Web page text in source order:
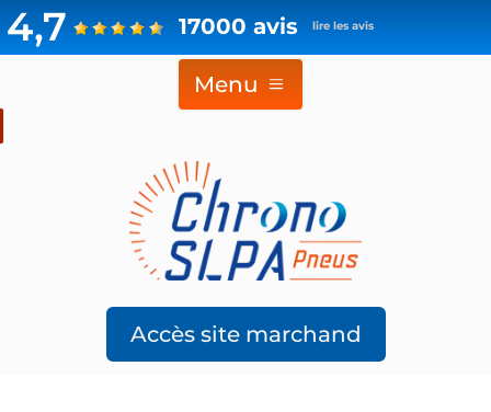
4,7 17000 avis lire les avis
Accès site marchand
Menu